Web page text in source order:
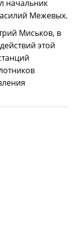
начальник
Межевых.
Миськов, в
этой